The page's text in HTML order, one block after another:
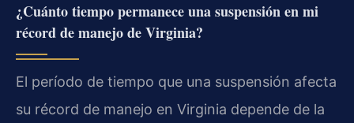
¿Cuánto tiempo permanece una suspensión en mi
récord de manejo de Virginia?
El período de tiempo que una suspensión afecta
su récord de manejo en Virginia depende de la